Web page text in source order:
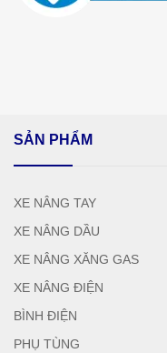
SẢN PHẨM
XE NÂNG TAY
XE NÂNG DẦU
XE NÂNG XĂNG GAS
XE NÂNG ĐIỆN
BÌNH ĐIỆN
PHỤ TÙNG